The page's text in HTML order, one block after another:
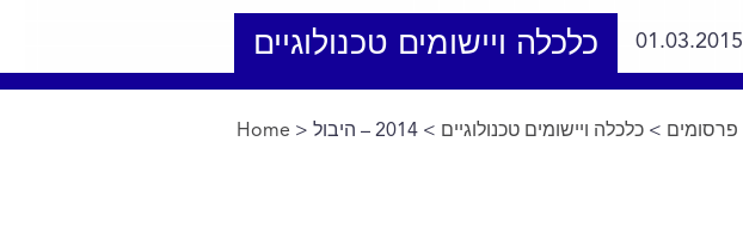
כלכלה ויישומים טכנולוגיים 01.03.2015
You are here
Home > פרסומים > כלכלה ויישומים טכנולוגיים > 2014 – היבול